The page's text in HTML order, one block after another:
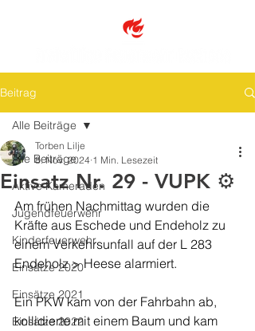
Beitrag
Alle Beiträge
Aktive Kameraden
Jugendfeuerwehr
Kinderfeuerwehr
Einsätze 2020
Einsätze 2021
Einsätze 2022
Alle Beiträge
Einsatz Nr. 29 - VUPK ⚙️
Torben Lilje
8. Nov. 2024 1 Min. Lesezeit
Am frühen Nachmittag wurden die
Kräfte aus Eschede und Endeholz zu
einem Verkehrsunfall auf der L 283
Endeholz > Heese alarmiert.
Ein PKW kam von der Fahrbahn ab,
kollidierte mit einem Baum und kam